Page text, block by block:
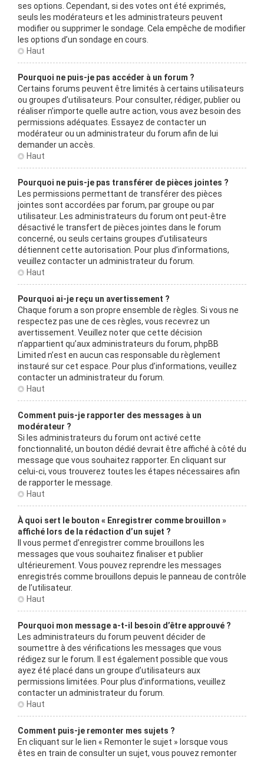
ses options. Cependant, si des votes ont été exprimés,
seuls les modérateurs et les administrateurs peuvent
modifier ou supprimer le sondage. Cela empêche de modifier
les options d’un sondage en cours.
Haut
Pourquoi ne puis-je pas accéder à un forum ?
Certains forums peuvent être limités à certains utilisateurs
ou groupes d’utilisateurs. Pour consulter, rédiger, publier ou
réaliser n’importe quelle autre action, vous avez besoin des
permissions adéquates. Essayez de contacter un
modérateur ou un administrateur du forum afin de lui
demander un accès.
Haut
Pourquoi ne puis-je pas transférer de pièces jointes ?
Les permissions permettant de transférer des pièces
jointes sont accordées par forum, par groupe ou par
utilisateur. Les administrateurs du forum ont peut-être
désactivé le transfert de pièces jointes dans le forum
concerné, ou seuls certains groupes d’utilisateurs
détiennent cette autorisation. Pour plus d’informations,
veuillez contacter un administrateur du forum.
Haut
Pourquoi ai-je reçu un avertissement ?
Chaque forum a son propre ensemble de règles. Si vous ne
respectez pas une de ces règles, vous recevrez un
avertissement. Veuillez noter que cette décision
n’appartient qu’aux administrateurs du forum, phpBB
Limited n’est en aucun cas responsable du règlement
instauré sur cet espace. Pour plus d’informations, veuillez
contacter un administrateur du forum.
Haut
Comment puis-je rapporter des messages à un
modérateur ?
Si les administrateurs du forum ont activé cette
fonctionnalité, un bouton dédié devrait être affiché à côté du
message que vous souhaitez rapporter. En cliquant sur
celui-ci, vous trouverez toutes les étapes nécessaires afin
de rapporter le message.
Haut
À quoi sert le bouton « Enregistrer comme brouillon »
affiché lors de la rédaction d’un sujet ?
Il vous permet d’enregistrer comme brouillons les
messages que vous souhaitez finaliser et publier
ultérieurement. Vous pouvez reprendre les messages
enregistrés comme brouillons depuis le panneau de contrôle
de l’utilisateur.
Haut
Pourquoi mon message a-t-il besoin d’être approuvé ?
Les administrateurs du forum peuvent décider de
soumettre à des vérifications les messages que vous
rédigez sur le forum. Il est également possible que vous
ayez été placé dans un groupe d’utilisateurs aux
permissions limitées. Pour plus d’informations, veuillez
contacter un administrateur du forum.
Haut
Comment puis-je remonter mes sujets ?
En cliquant sur le lien « Remonter le sujet » lorsque vous
êtes en train de consulter un sujet, vous pouvez remonter